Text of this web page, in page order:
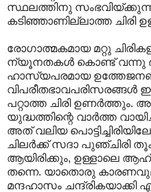
സ്ഥലത്തിനു സംഭവിയ്ക്കുന്ന
കടിഞ്ഞാണില്ലാത്ത ചിരി
രോഗാത്മകമായ മറ്റു
ന്യൂനതകൾ കൊണ്ട് വന്നു
ഹാസ്യപരമായ
വിപരീതഭാവപരിസരങ്ങൾ
പറ്റാത്ത ചിരി ഉണർത്തും.
യുദ്ധത്തിന്റെ വാർത്ത
അത് വലിയ
ചിലർക്ക് സദാ പുഞ്ചിരി
ആയിരിക്കും, ഉള്ളാലെ
തന്നെ. യാ‍തൊരു
മന്ദഹാ‍സം ചന്ദ്രികയാക്കി